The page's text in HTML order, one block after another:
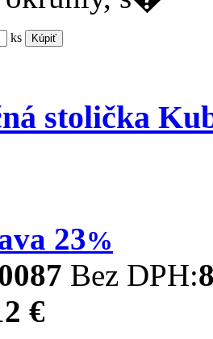
ks Kúpiť
stolička
23%
Bez DPH:
€